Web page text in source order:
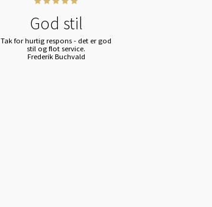
God stil
Tak for hurtig respons - det er god
stil og flot service.
Frederik Buchvald